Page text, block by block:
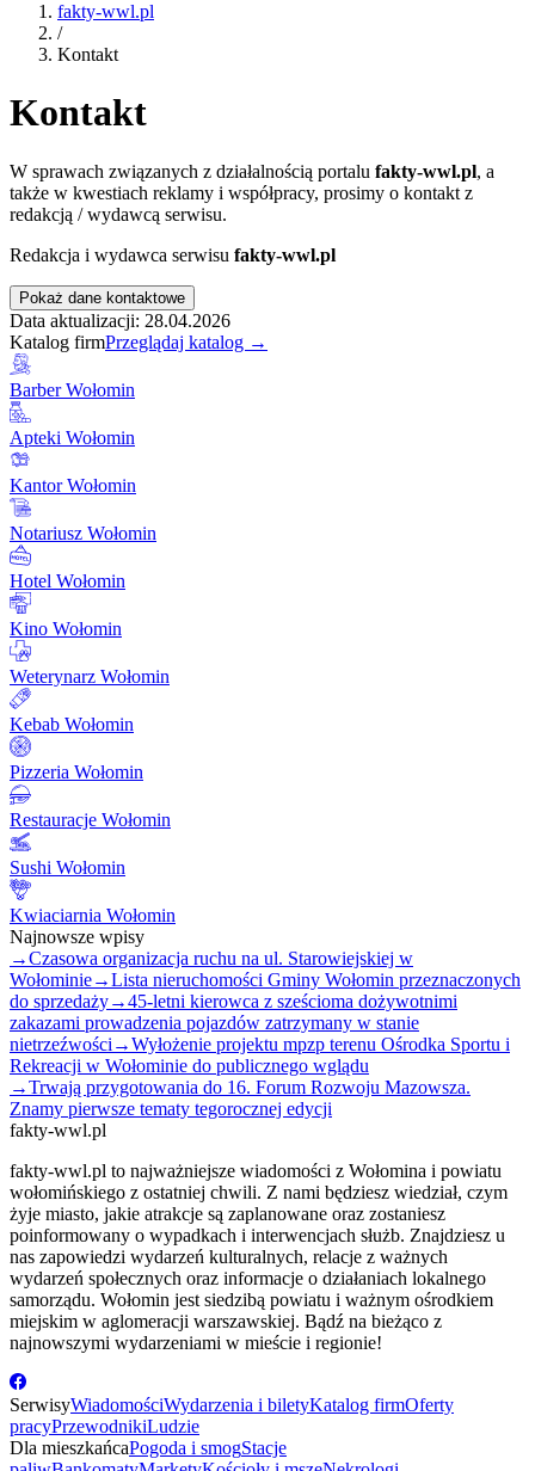
fakty-wwl.pl
/
Kontakt
Kontakt
W sprawach związanych z działalnością portalu fakty-wwl.pl, a
także w kwestiach reklamy i współpracy, prosimy o kontakt z
redakcją / wydawcą serwisu.
Redakcja i wydawca serwisu fakty-wwl.pl
Pokaż dane kontaktowe
Data aktualizacji: 28.04.2026
Katalog firmPrzeglądaj katalog →
Barber Wołomin
Apteki Wołomin
Kantor Wołomin
Notariusz Wołomin
Hotel Wołomin
Kino Wołomin
Weterynarz Wołomin
Kebab Wołomin
Pizzeria Wołomin
Restauracje Wołomin
Sushi Wołomin
Kwiaciarnia Wołomin
Najnowsze wpisy
→Czasowa organizacja ruchu na ul. Starowiejskiej w
Wołominie→Lista nieruchomości Gminy Wołomin przeznaczonych
do sprzedaży→45-letni kierowca z sześcioma dożywotnimi
zakazami prowadzenia pojazdów zatrzymany w stanie
nietrzeźwości →Wyłożenie projektu mpzp terenu Ośrodka Sportu i
Rekreacji w Wołominie do publicznego wglądu
→Trwają przygotowania do 16. Forum Rozwoju Mazowsza.
Znamy pierwsze tematy tegorocznej edycji
fakty-wwl.pl
fakty-wwl.pl to najważniejsze wiadomości z Wołomina i powiatu
wołomińskiego z ostatniej chwili. Z nami będziesz wiedział, czym
żyje miasto, jakie atrakcje są zaplanowane oraz zostaniesz
poinformowany o wypadkach i interwencjach służb. Znajdziesz u
nas zapowiedzi wydarzeń kulturalnych, relacje z ważnych
wydarzeń społecznych oraz informacje o działaniach lokalnego
samorządu. Wołomin jest siedzibą powiatu i ważnym ośrodkiem
miejskim w aglomeracji warszawskiej. Bądź na bieżąco z
najnowszymi wydarzeniami w mieście i regionie!
SerwisyWiadomościWydarzenia i biletyKatalog firmOferty
pracyPrzewodnikiLudzie
Dla mieszkańcaPogoda i smogStacje